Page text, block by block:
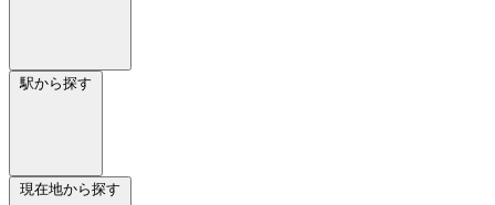
駅から探す
現在地から探す